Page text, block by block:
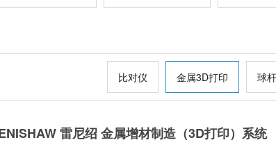
比对仪 金属3D打印 球
雷尼绍 金属增材制造（3D打印）系统